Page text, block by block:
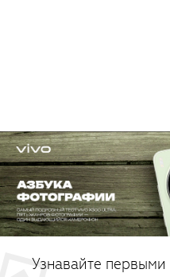
Узнавайте